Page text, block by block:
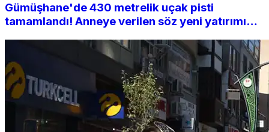
Gümüşhane'de 430 metrelik uçak pisti
tamamlandı! Anneye verilen söz yeni yatırımı